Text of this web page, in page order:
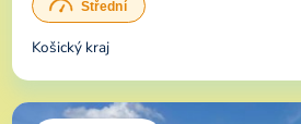
Košický kraj